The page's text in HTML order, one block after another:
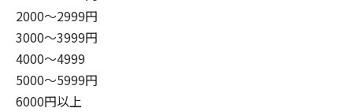
2000～2999円
3000～3999円
4000～4999
5000～5999円
6000円以上